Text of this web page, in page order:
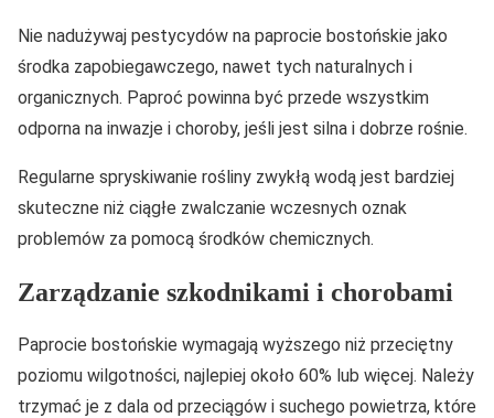
Nie nadużywaj pestycydów na paprocie bostońskie jako
środka zapobiegawczego, nawet tych naturalnych i
organicznych. Paproć powinna być przede wszystkim
odporna na inwazje i choroby, jeśli jest silna i dobrze rośnie.
Regularne spryskiwanie rośliny zwykłą wodą jest bardziej
skuteczne niż ciągłe zwalczanie wczesnych oznak
problemów za pomocą środków chemicznych.
Zarządzanie szkodnikami i chorobami
Paprocie bostońskie wymagają wyższego niż przeciętny
poziomu wilgotności, najlepiej około 60% lub więcej. Należy
trzymać je z dala od przeciągów i suchego powietrza, które